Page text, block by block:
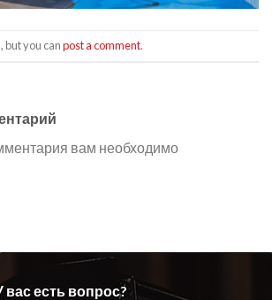
but you canpost a comment.
вам необходимо
вас есть вопрос?